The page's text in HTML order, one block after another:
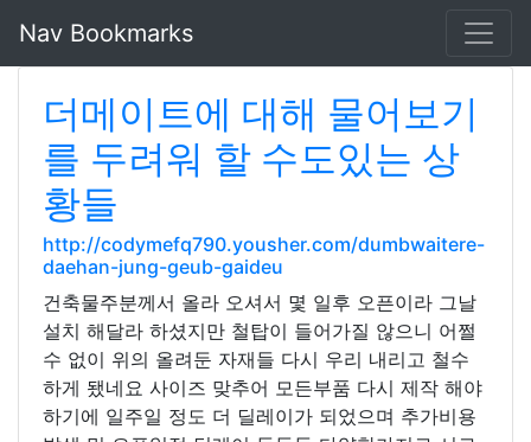
Nav Bookmarks
더메이트에 대해 물어보기
를 두려워 할 수도있는 상
황들
http://codymefq790.yousher.com/dumbwaitere-
daehan-jung-geub-gaideu
건축물주분께서 올라 오셔서 몇 일후 오픈이라 그날
설치 해달라 하셨지만 철탑이 들어가질 않으니 어쩔
수 없이 위의 올려둔 자재들 다시 우리 내리고 철수
하게 됐네요 사이즈 맞추어 모든부품 다시 제작 해야
하기에 일주일 정도 더 딜레이가 되었으며 추가비용